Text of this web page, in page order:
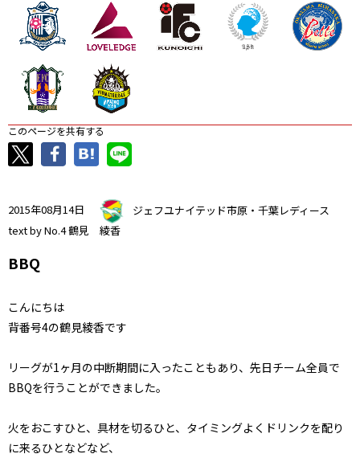
このページを共有する
2015年08月14日
ジェフユナイテッド市原・千葉レディース
text by No.4 鶴見 綾香
BBQ
こんにちは
背番号4の鶴見綾香です
リーグが1ヶ月の中断期間に入ったこともあり、先日チーム全員で
BBQを行うことができました。
火をおこすひと、具材を切るひと、タイミングよくドリンクを配り
に来るひとなどなど、